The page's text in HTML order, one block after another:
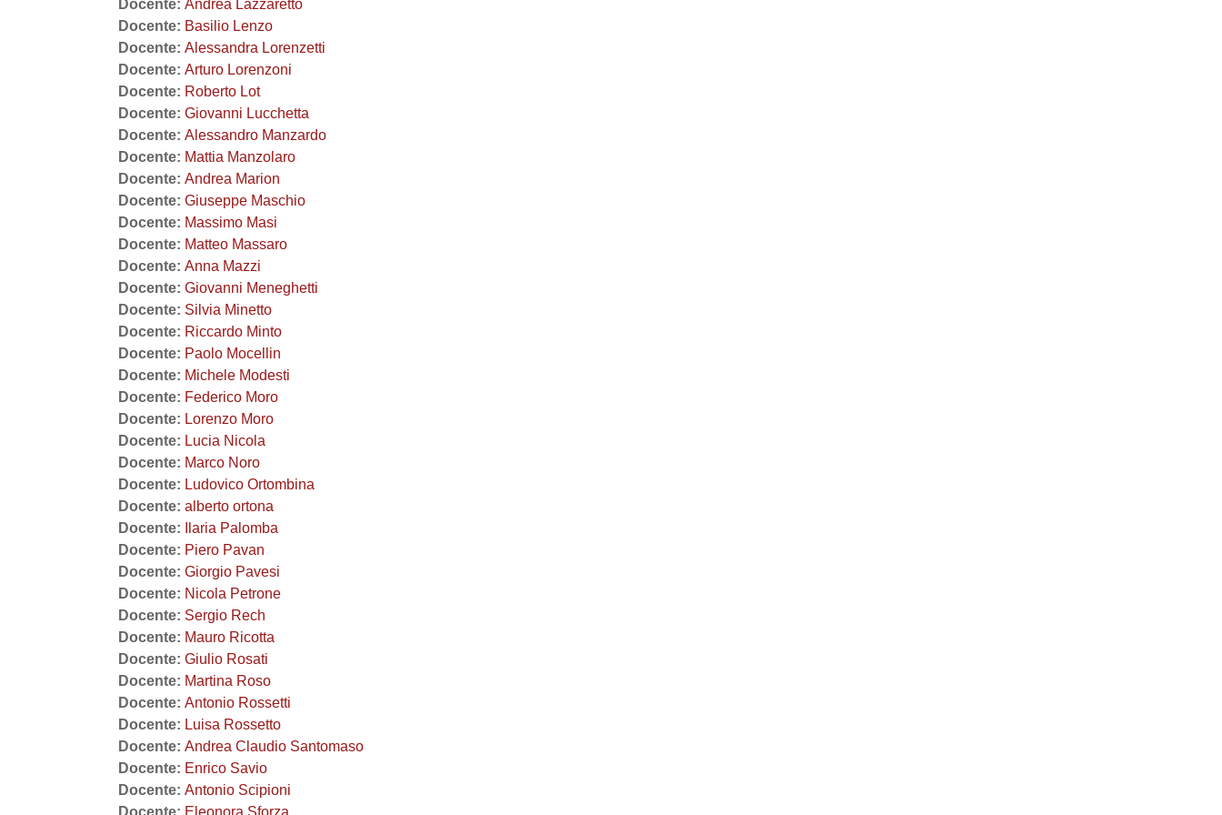
Docente: Andrea Lazzaretto
Docente: Basilio Lenzo
Docente: Alessandra Lorenzetti
Docente: Arturo Lorenzoni
Docente: Roberto Lot
Docente: Giovanni Lucchetta
Docente: Alessandro Manzardo
Docente: Mattia Manzolaro
Docente: Andrea Marion
Docente: Giuseppe Maschio
Docente: Massimo Masi
Docente: Matteo Massaro
Docente: Anna Mazzi
Docente: Giovanni Meneghetti
Docente: Silvia Minetto
Docente: Riccardo Minto
Docente: Paolo Mocellin
Docente: Michele Modesti
Docente: Federico Moro
Docente: Lorenzo Moro
Docente: Lucia Nicola
Docente: Marco Noro
Docente: Ludovico Ortombina
Docente: alberto ortona
Docente:
Ilaria Palomba
Docente: Piero Pavan
Docente: Giorgio Pavesi
Docente: Nicola Petrone
Docente: Sergio Rech
Docente: Mauro Ricotta
Docente: Giulio Rosati
Docente: Martina Roso
Docente: Antonio Rossetti
Docente: Luisa Rossetto
Docente: Andrea Claudio Santomaso
Docente: Enrico Savio
Docente: Antonio Scipioni
Docente: Eleonora Sforza